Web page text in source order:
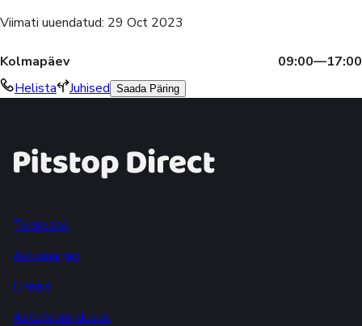
Viimati uuendatud: 29 Oct 2023
Kolmapäev
09:00—17:00
Helista
Juhised Saada Päring
Teenused
Automargid
Linnad
Autoteenindused